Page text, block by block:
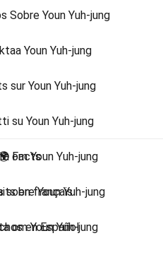
Youn Yuh-jung
Youn Yuh-jung
Youn Yuh-jung
Youn Yuh-jung
Youn Yuh-jung
Youn Yuh-jung
Youn Yuh-jung
Facts
en français
en Español